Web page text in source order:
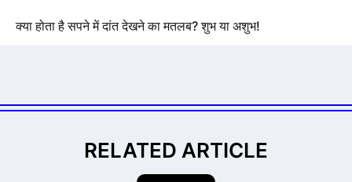
क्या होता है सपने में दांत देखने का मतलब? शुभ या अशुभ!
RELATED ARTICLE